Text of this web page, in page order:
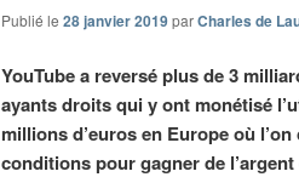
Publié le 28 janvier 2019parCharles de
YouTube a reversé plus de 3
ayants droits qui y ont monétisé
millions d’euros en Europe où
conditions pour gagner de